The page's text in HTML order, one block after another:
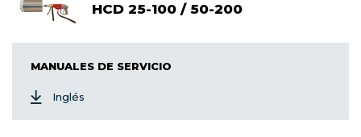
HCD 25-100 / 50-200
MANUALES DE SERVICIO
Inglés